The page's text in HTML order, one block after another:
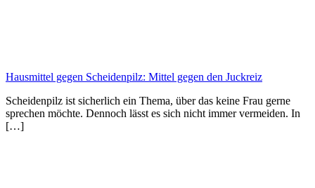
Hausmittel gegen Scheidenpilz: Mittel gegen den Juckreiz
Scheidenpilz ist sicherlich ein Thema, über das keine Frau gerne
sprechen möchte. Dennoch lässt es sich nicht immer vermeiden. In
[…]